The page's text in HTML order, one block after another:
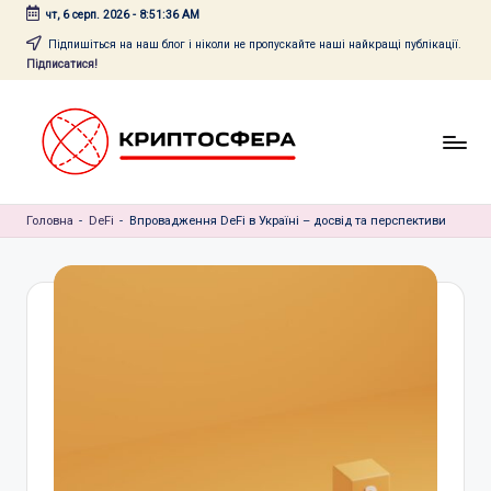
Перейти
чт, 6 серп. 2026- 8:51:36 AM
Підпишіться на наш блог і ніколи не пропускайте наші найкращі публікації.
Підписатися!
r
Головна - DeFi - Впровадження DeFi в Україні – досвід та перспективи